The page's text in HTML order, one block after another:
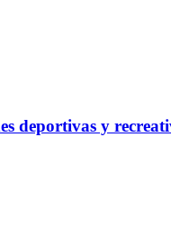
deportivas y